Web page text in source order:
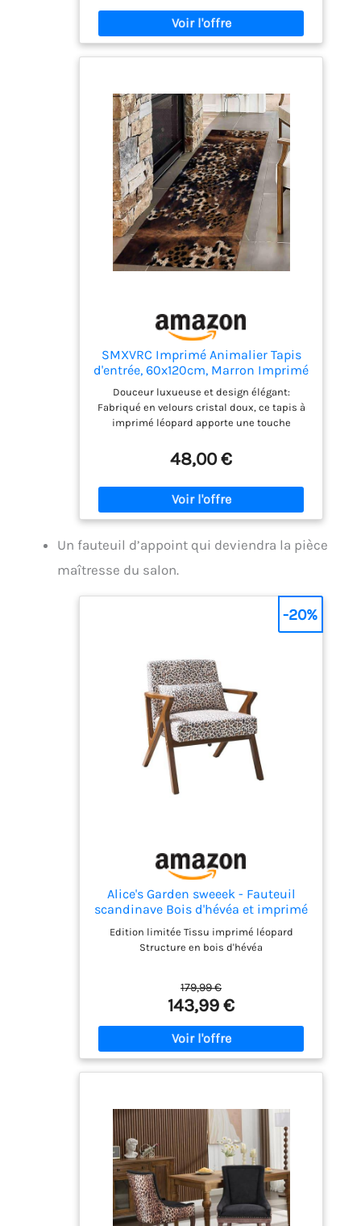
cm, avec une texture douce et un design
léger et durable. Vous pouvez poser le tapis
comme un tapis confortable devant la
cheminée crépitante. Décoration vivante :
ou partout où vous en avez besoin. Revers en
velours : Le revers est en daim de première
qualité, le revers en daim donne à la face
inférieure de ce revêtement de sol décoratif
un fini souple. Nettoyage facile : ce tapis en
cuir synthétique peut être aspiré sur un
réglage léger pour assurer un entretien sans
effort. Les taches et les liquides renversés
peuvent être facilement nettoyés avec un
chiffon humide avec une petite quantité de
savon si nécessaire.
SMXVRC Imprimé Animalier Tapis
d'entrée, 60x120cm, Marron Imprimé
léopard Paillasson Intérieur,
Respirant Résistant à la
décoloration Léger Confortable
Lavable Antidérapant Tapis pour
Douceur luxueuse et design élégant:
Fabriqué en velours cristal doux, ce tapis à
imprimé léopard apporte une touche
chambre, salon ou espace de décoration sur
le thème du tigre. Lavable en machine pour
un nettoyage facile: Conçus pour être
pratiques, nos tapis rayés en fourrure
animale à poils ras et non pelucheux sont
taches, garantissant un nettoyage facile et
antidérapant pour plus de sécurité et de
durable, votre tapis zèbre, peau de serpent
imprimé animal ou peau de serpent sont
légers et pliables, ce qui les rend parfaits
pour un rangement rapide, les voyages ou
une décoration intérieure fraîche et facile
d'entretien. Décoration résistante aux
taches et élégante: La combinaison d'une
technologie résistante aux taches avec des
motifs audacieux comme des tapis léopard,
des rayures zébrées et des imprimés
48,00 €
Un fauteuil d’appoint qui deviendra la pièce
maîtresse du salon.
Alice's Garden sweeek - Fauteuil
scandinave Bois d'hévéa et imprimé
Edition limitée Tissu imprimé léopard
Structure en bois d'hévéa
179,99 €
143,99 €
-20%